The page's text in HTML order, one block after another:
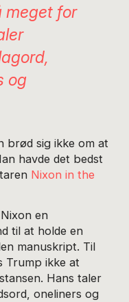
meget for
og
brød sig ikke om at
havde det bedst
Nixon in the
en
til at holde en
manuskript. Til
Trump ikke at
Hans taler
oneliners og